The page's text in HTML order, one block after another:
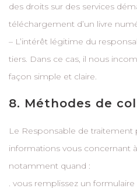
des droits sur des services
téléchargement d’un livre
– L’intérêt légitime du
tiers. Dans ce cas, il nous
façon simple et claire.
8. Méthodes de
Le Responsable de traitement
informations vous concernant
notamment quand :
. vous remplissez un